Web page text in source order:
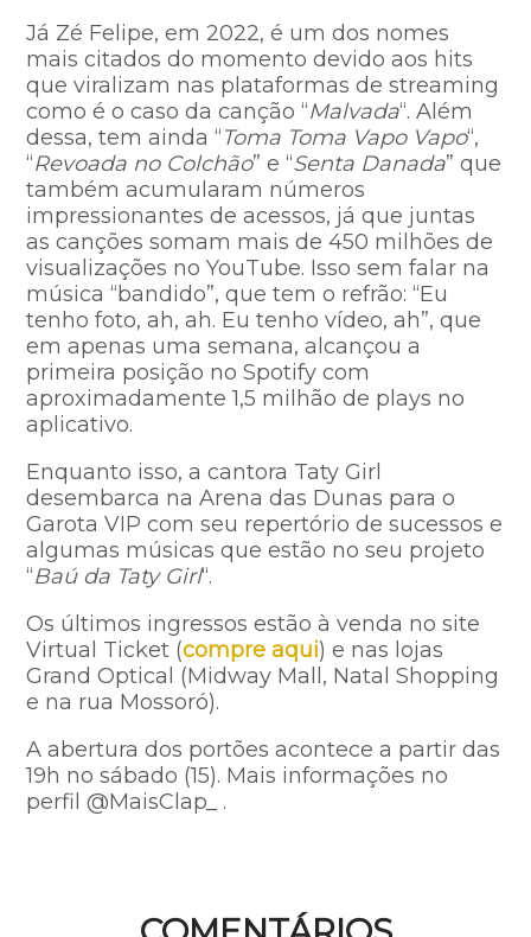
Já Zé Felipe, em 2022, é um dos nomes
mais citados do momento devido aos hits
que viralizam nas plataformas de streaming
como é o caso da canção “Malvada“. Além
dessa, tem ainda “Toma Toma Vapo Vapo“,
“Revoada no Colchão” e “Senta Danada” que
também acumularam números
impressionantes de acessos, já que juntas
as canções somam mais de 450 milhões de
visualizações no YouTube. Isso sem falar na
música “bandido”, que tem o refrão: “Eu
tenho foto, ah, ah. Eu tenho vídeo, ah”, que
em apenas uma semana, alcançou a
primeira posição no Spotify com
aproximadamente 1,5 milhão de plays no
aplicativo.
Enquanto isso, a cantora Taty Girl
desembarca na Arena das Dunas para o
Garota VIP com seu repertório de sucessos e
algumas músicas que estão no seu projeto
“Baú da Taty Girl“.
Os últimos ingressos estão à venda no site
Virtual Ticket (compre aqui) e nas lojas
Grand Optical (Midway Mall, Natal Shopping
e na rua Mossoró).
A abertura dos portões acontece a partir das
19h no sábado (15). Mais informações no
perfil @MaisClap_ .